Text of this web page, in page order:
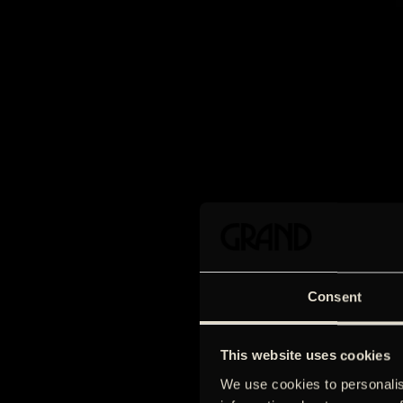
Consent
This website uses cookies
We use cookies to